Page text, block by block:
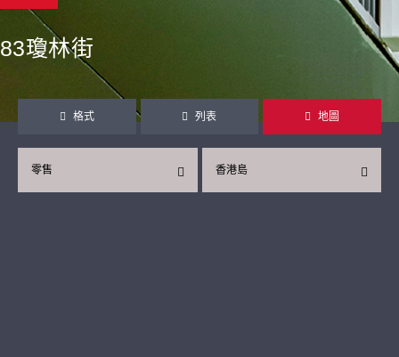
83瓊林街
格式 列表 地圖
香港島
零售